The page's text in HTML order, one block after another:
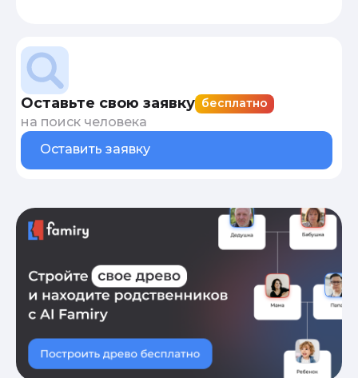
Оставьте свою заявку бесплатно
на поиск человека
Оставить заявку